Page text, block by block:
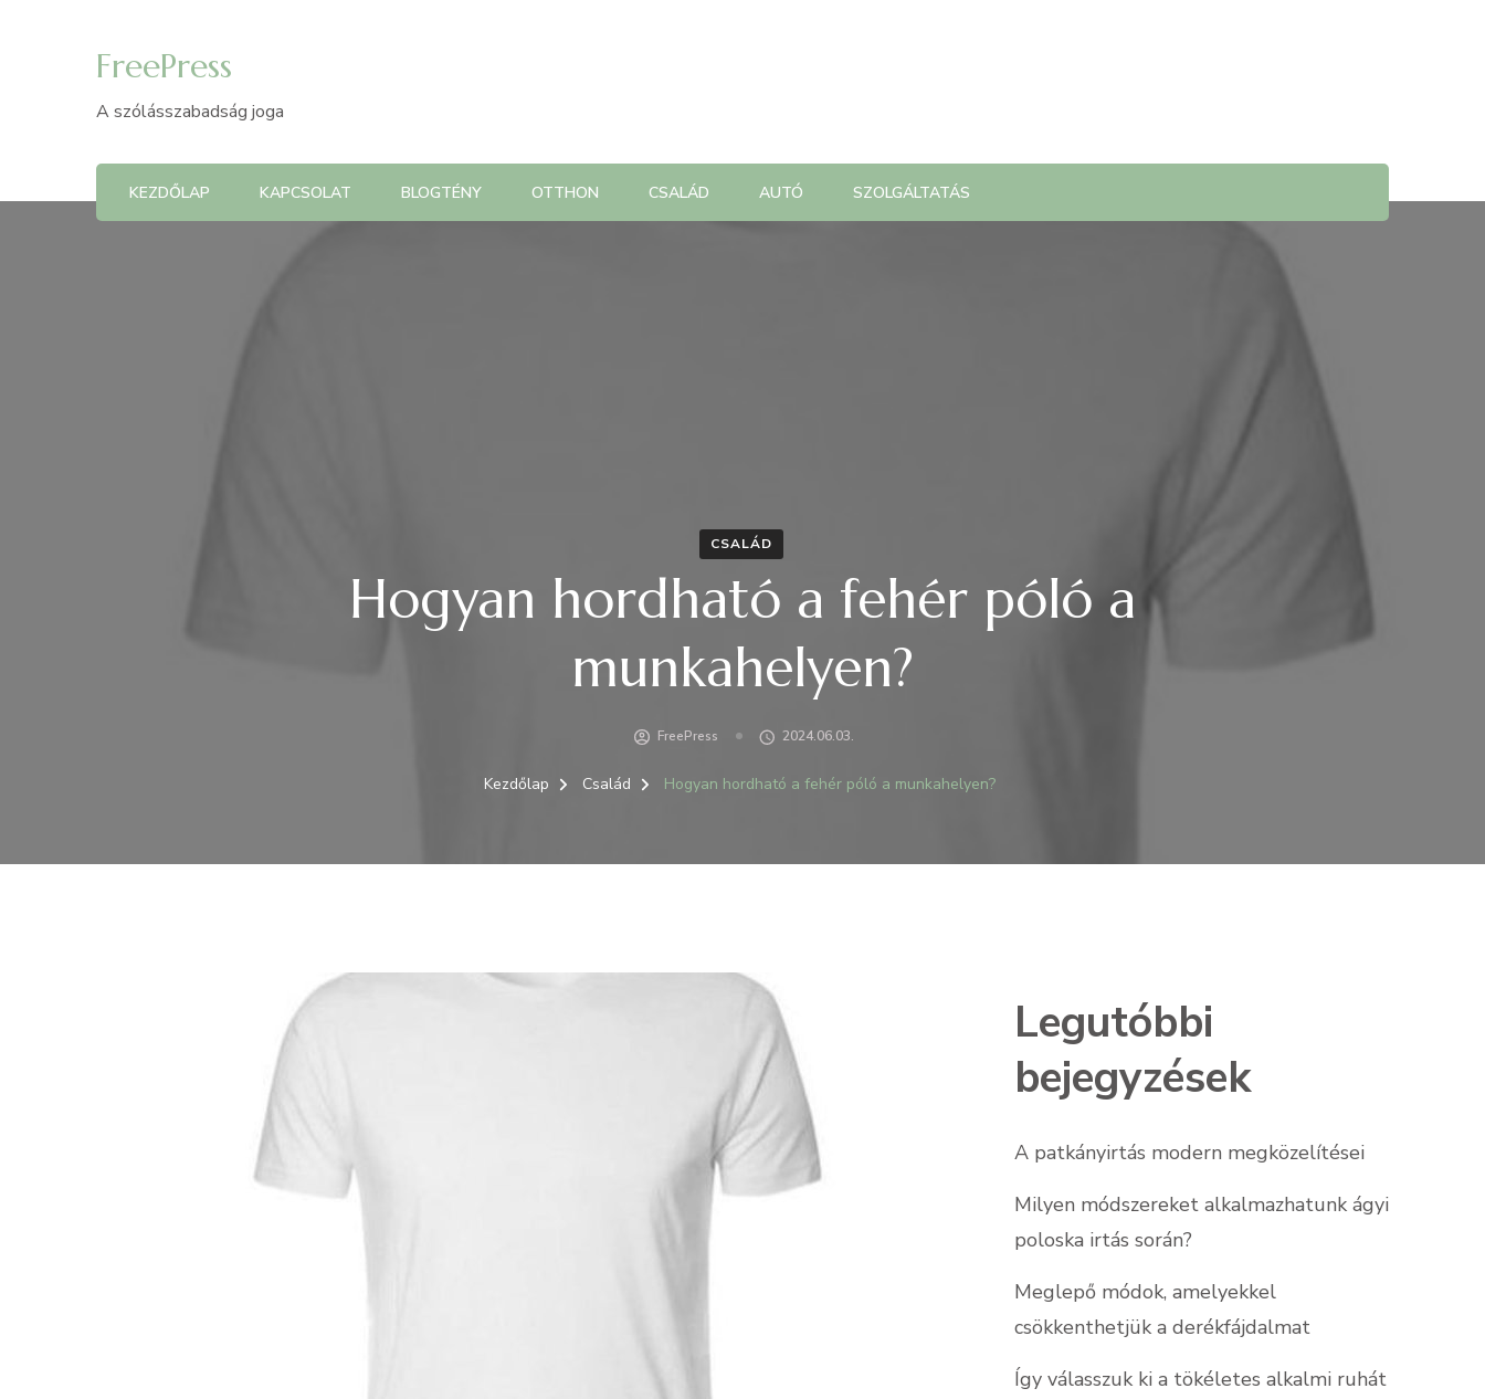
FreePress
A szólásszabadság joga
KEZDŐLAP KAPCSOLAT BLOGTÉNY OTTHON CSALÁD AUTÓ SZOLGÁLTATÁS
CSALÁD
Hogyan hordható a fehér póló a
munkahelyen?
FreePress 2024.06.03.
Kezdőlap Család Hogyan hordható a fehér póló a munkahelyen?
Legutóbbi
bejegyzések
A patkányirtás modern megközelítései
Milyen módszereket alkalmazhatunk ágyi
poloska irtás során?
Meglepő módok, amelyekkel
csökkenthetjük a derékfájdalmat
Így válasszuk ki a tökéletes alkalmi ruhát